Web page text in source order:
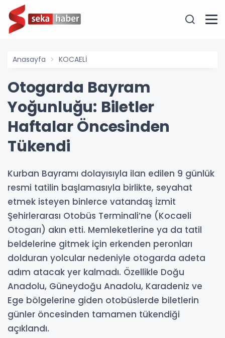
Anasayfa KOCAELİ
Otogarda Bayram
Yoğunluğu: Biletler
Haftalar Öncesinden
Tükendi
Kurban Bayramı dolayısıyla ilan edilen 9 günlük
resmi tatilin başlamasıyla birlikte, seyahat
etmek isteyen binlerce vatandaş İzmit
Şehirlerarası Otobüs Terminali’ne (Kocaeli
Otogarı) akın etti. Memleketlerine ya da tatil
beldelerine gitmek için erkenden peronları
dolduran yolcular nedeniyle otogarda adeta
adım atacak yer kalmadı. Özellikle Doğu
Anadolu, Güneydoğu Anadolu, Karadeniz ve
Ege bölgelerine giden otobüslerde biletlerin
günler öncesinden tamamen tükendiği
açıklandı.